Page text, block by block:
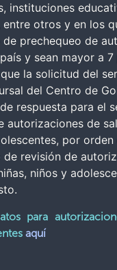
instituciones
entre otros y en los
de prechequeo de
y sean mayor a
la solicitud del
del Centro de
respuesta para el
autorizaciones de
por orden
de revisión de
niños y
para
aquí